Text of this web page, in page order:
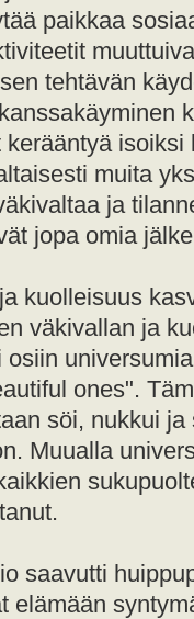
paikkaa
tehtävän
muita
ja
jopa omia
kuolleisuus
väkivallan ja
osiin
ones".
söi, nukkui
Muualla
saavutti
elämään